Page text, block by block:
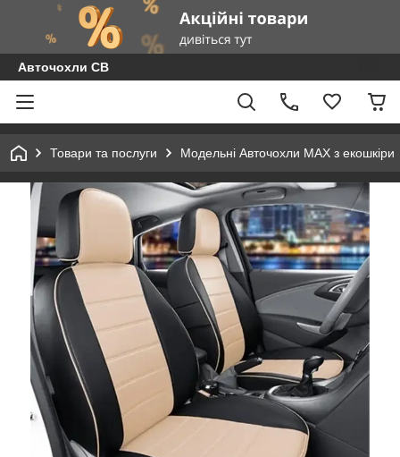
Авточохли СВ
Товари та послуги Модельні Авточохли MAX з екошкіри